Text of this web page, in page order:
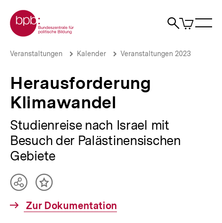
zum
Seiteninhalt
springen
Zur Startseite der bpb
Suche
Artikel
im
Herausforderung
bpb.de
Brotkrümelnavigation
Pfadnavigation
Veranstaltungen Kalender Veranstaltungen 2023
Herausforderung
Klimawandel
Studienreise nach Israel mit
Besuch der Palästinensischen
Gebiete
Interner
Zur Dokumentation
Teilen
Optionen
anzeigen
Inhalt
merken